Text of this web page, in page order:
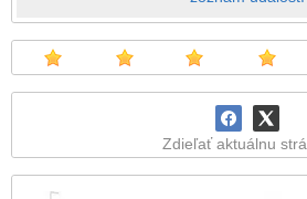
Zdieľať aktuálnu